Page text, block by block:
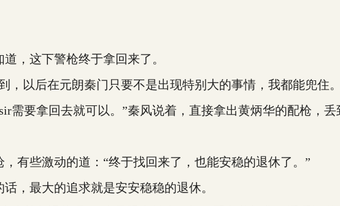
这下警枪终于拿回来了。
以后在元朗秦门只要不是出现特别大的事情，我都能兜住。
要拿回去就可以。”秦风说着，直接拿出黄炳华的配枪，丢
些激动的道：“终于找回来了，也能安稳的退休了。”
最大的追求就是安安稳稳的退休。